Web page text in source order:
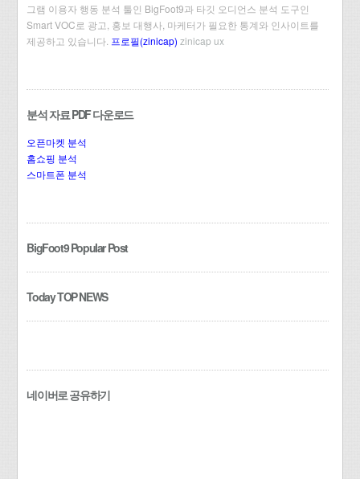
그램 이용자 행동 분석 툴인 BigFoot9과 타깃 오디언스 분석 도구인
Smart VOC로 광고, 홍보 대행사, 마케터가 필요한 통계와 인사이트를
제공하고 있습니다. 프로필(zinicap) zinicap ux
분석 자료 PDF 다운로드
오픈마켓 분석
홈쇼핑 분석
스마트폰 분석
BigFoot9 Popular Post
Today TOP NEWS
네이버로 공유하기